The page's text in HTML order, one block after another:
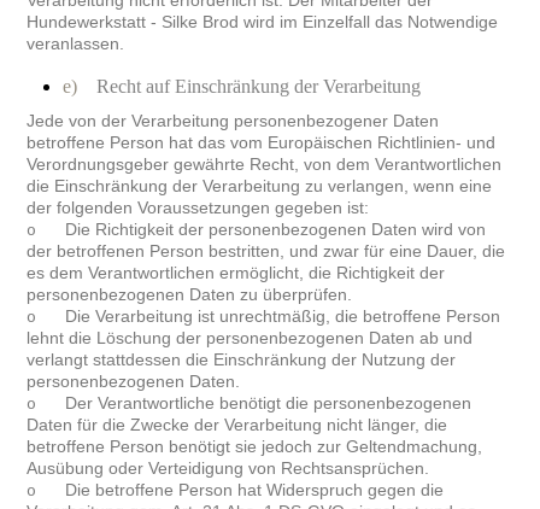
Hundewerkstatt - Silke Brod wird im Einzelfall das Notwendige
veranlassen.
e) Recht auf Einschränkung der Verarbeitung
Jede von der Verarbeitung personenbezogener Daten
betroffene Person hat das vom Europäischen Richtlinien- und
Verordnungsgeber gewährte Recht, von dem Verantwortlichen
die Einschränkung der Verarbeitung zu verlangen, wenn eine
der folgenden Voraussetzungen gegeben ist:
o Die Richtigkeit der personenbezogenen Daten wird von
der betroffenen Person bestritten, und zwar für eine Dauer, die
es dem Verantwortlichen ermöglicht, die Richtigkeit der
personenbezogenen Daten zu überprüfen.
o Die Verarbeitung ist unrechtmäßig, die betroffene Person
lehnt die Löschung der personenbezogenen Daten ab und
verlangt stattdessen die Einschränkung der Nutzung der
personenbezogenen Daten.
o Der Verantwortliche benötigt die personenbezogenen
Daten für die Zwecke der Verarbeitung nicht länger, die
betroffene Person benötigt sie jedoch zur Geltendmachung,
Ausübung oder Verteidigung von Rechtsansprüchen.
o Die betroffene Person hat Widerspruch gegen die